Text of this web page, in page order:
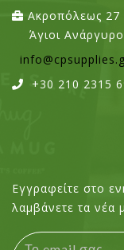
Ακροπόλεως 27
Άγιοι
+30 210 2315
Εγγραφείτε στο
λαμβάνετε τα νέα